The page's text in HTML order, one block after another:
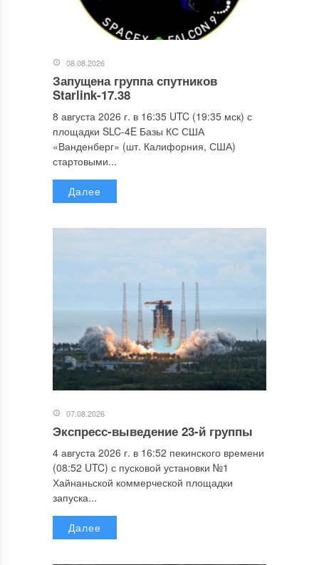
08.08.2026
Запущена группа спутников
Starlink-17.38
8 августа 2026 г. в 16:35 UTC (19:35 мск) с
площадки SLC-4E Базы КС США
«Ванденберг» (шт. Калифорния, США)
стартовыми...
Далее
07.08.2026
Экспресс-выведение 23-й группы
4 августа 2026 г. в 16:52 пекинского времени
(08:52 UTC) с пусковой установки №1
Хайнаньской коммерческой площадки
запуска...
Далее